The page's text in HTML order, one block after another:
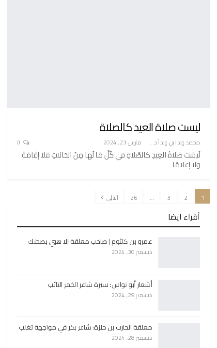
ليست صلاة العيد كالصلاة
محمد ولد ابن ولد أحميدا مارس 23, 2024
لَيسَت صَلاةُ العِيدِ كالصَّلاةِ في كُلِّ مَا لَها مِنَ الحَالاتِ فَلا إقَامَةَ
ولا إعلامَا
1
2
3
…
26 التالي
أقراء ايضا
عمرو بن كلثوم | صاحب معلقة الا هبي بصحنك
ديسمبر 30, 2024
أشعار أبو نواس: سيرة شاعر الخمر التائب
ديسمبر 29, 2024
معلقة الحارث بن حلزة: شاعر بكر في مواجهة تغلب
ديسمبر 28, 2024